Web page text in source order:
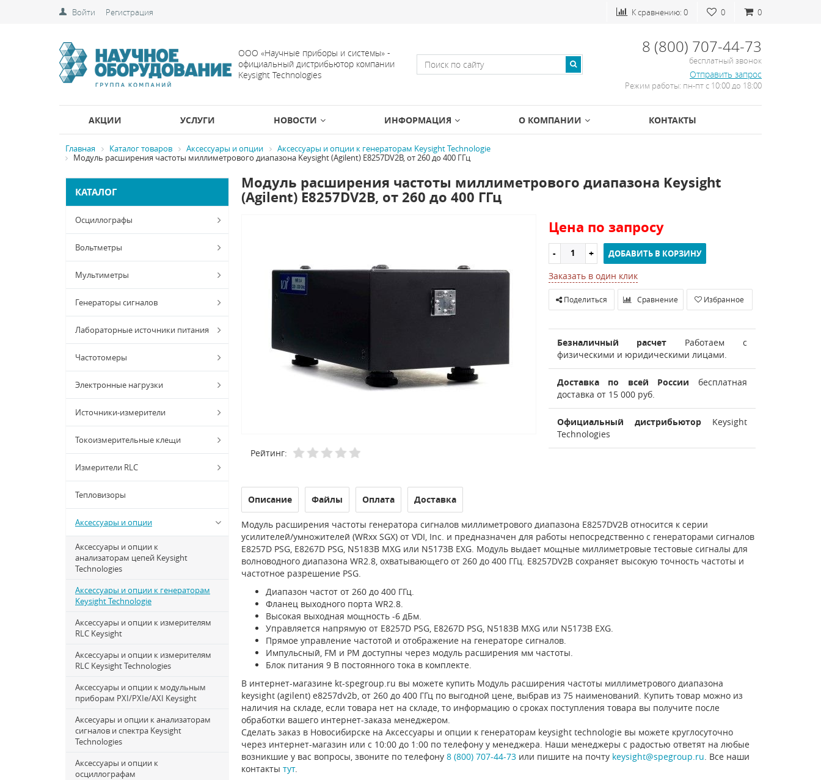
Войти Регистрация 0
0
К сравнению: 0
ООО «Научные приборы и системы» -
официальный дистрибьютор компании
Keysight Technologies
8 (800) 707-44-73
бесплатный звонок
Отправить запрос
Режим работы: пн-пт с 10:00 до 18:00
АКЦИИ УСЛУГИ НОВОСТИ ИНФОРМАЦИЯ О КОМПАНИИ КОНТАКТЫ
Главная Каталог товаров Аксессуары и опции
Аксессуары и опции к генераторам Keysight Technologie
Модуль расширения частоты миллиметрового диапазона Keysight (Agilent) E8257DV2B, от 260 до 400 ГГц
КАТАЛОГ
Осциллографы
Вольтметры
Мультиметры
Генераторы сигналов
Лабораторные источники питания
Частотомеры
Электронные нагрузки
Источники-измерители
Токоизмерительные клещи
Измерители RLC
Тепловизоры
Аксессуары и опции
Аксессуары и опции к
анализаторам цепей Keysight
Technologies
Аксессуары и опции к генераторам
Keysight Technologie
Аксессуары и опции к измерителям
RLC Keysight
Аксессуары и опции к измерителям
RLC Keysight Technologies
Аксессуары и опции к модульным
приборам PXI/PXIe/AXI Keysight
Аксесуары и опции к анализаторам
сигналов и спектра Keysight
Technologies
Аксессуары и опции к
осциллографам
Модуль расширения частоты миллиметрового диапазона Keysight
(Agilent) E8257DV2B, от 260 до 400 ГГц
Рейтинг:
Цена по запросу
ДОБАВИТЬ В КОРЗИНУ
Заказать в один клик
Поделиться Сравнение Избранное
Безналичный расчет Работаем с
физическими и юридическими лицами.
Доставка по всей России бесплатная
доставка от 15 000 руб.
Официальный дистрибьюторKeysight
Technologies
Описание Файлы Оплата Доставка
Модуль расширения частоты генератора сигналов миллиметрового диапазона E8257DV2B относится к серии
усилителей/умножителей (WRxx SGX) от VDI, Inc. и предназначен для работы непосредственно с генераторами сигналов
E8257D PSG, E8267D PSG, N5183B MXG или N5173B EXG. Модуль выдает мощные миллиметровые тестовые сигналы для
волноводного диапазона WR2.8, охватывающего от 260 до 400 ГГц. E8257DV2B сохраняет высокую точность частоты и
частотное разрешение PSG.
Диапазон частот от 260 до 400 ГГц.
Фланец выходного порта WR2.8.
Высокая выходная мощность -6 дБм.
Управляется напрямую от E8257D PSG, E8267D PSG, N5183B MXG или N5173B EXG.
Прямое управление частотой и отображение на генераторе сигналов.
Импульсный, FM и PM доступны через модуль расширения мм частоты.
Блок питания 9 В постоянного тока в комплекте.
В интернет-магазине kt-spegroup.ru вы можете купить Модуль расширения частоты миллиметрового диапазона
keysight (agilent) e8257dv2b, от 260 до 400 ГГц по выгодной цене, выбрав из 75 наименований. Купить товар можно из
наличия на складе, если товара нет на складе, то информацию о сроках поступления товара вы получите после
обработки вашего интернет-заказа менеджером.
Сделать заказ в Новосибирске на Аксессуары и опции к генераторам keysight technologie вы можете круглосуточно
через интернет-магазин или с 10:00 до 1:00 по телефону у менеджера. Наши менеджеры с радостью ответят на любые
возникшие у вас вопросы, звоните по телефону 8 (800) 707-44-73или пишите на почту keysight@spegroup.ru . Все наши
контакты тут.